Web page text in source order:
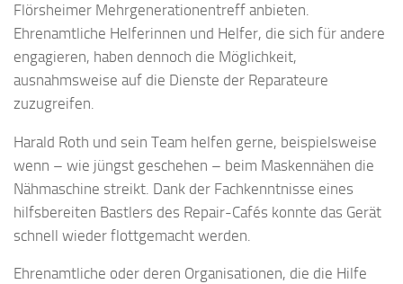
Flörsheimer Mehrgenerationentreff anbieten.
Ehrenamtliche Helferinnen und Helfer, die sich für andere
engagieren, haben dennoch die Möglichkeit,
ausnahmsweise auf die Dienste der Reparateure
zuzugreifen.
Harald Roth und sein Team helfen gerne, beispielsweise
wenn – wie jüngst geschehen – beim Maskennähen die
Nähmaschine streikt. Dank der Fachkenntnisse eines
hilfsbereiten Bastlers des Repair-Cafés konnte das Gerät
schnell wieder flottgemacht werden.
Ehrenamtliche oder deren Organisationen, die die Hilfe